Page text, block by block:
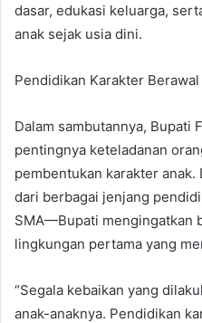
dasar, edukasi keluarga,
anak sejak usia dini.
Pendidikan Karakter Berawal
Dalam sambutannya, Bupati
pentingnya keteladanan
pembentukan karakter
dari berbagai jenjang
SMA—Bupati mengingatkan
lingkungan pertama yang
“Segala kebaikan yang
anak-anaknya. Pendidikan